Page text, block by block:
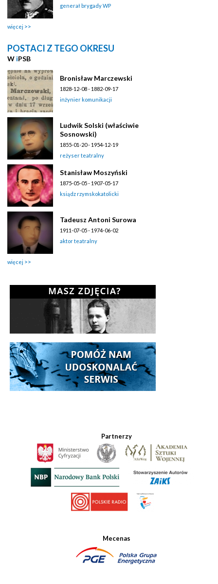
generał brygady WP
więcej
POSTACI Z TEGO OKRESU
W iPSB
Bronisław Marczewski
1828-12-08 - 1882-09-17
inżynier komunikacji
Ludwik Solski (właściwie
Sosnowski)
1855-01-20 - 1954-12-19
reżyser teatralny
Stanisław Moszyński
1875-05-05 - 1907-05-17
ksiądz rzymskokatolicki
Tadeusz Antoni Surowa
1911-07-05 - 1974-06-02
aktor teatralny
więcej
Partnerzy
Mecenas